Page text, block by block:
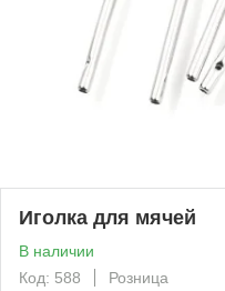
Иголка для мячей
В наличии
Код: 588
Розница